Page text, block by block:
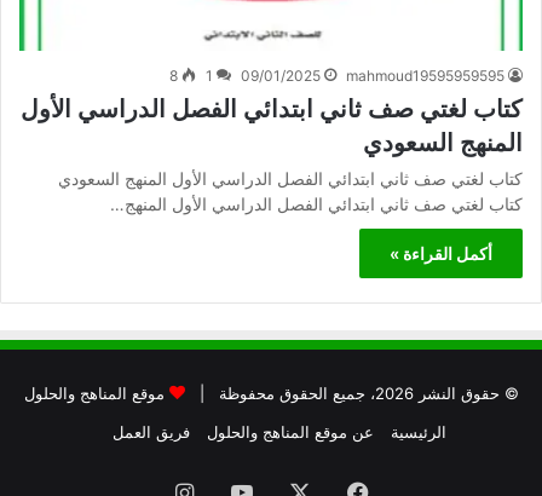
mahmoud19595959595
09/01/2025
1
8
كتاب لغتي صف ثاني ابتدائي الفصل الدراسي الأول
المنهج السعودي
كتاب لغتي صف ثاني ابتدائي الفصل الدراسي الأول المنهج السعودي
كتاب لغتي صف ثاني ابتدائي الفصل الدراسي الأول المنهج…
أكمل القراءة »
© حقوق النشر 2026، جميع الحقوق محفوظة |
موقع المناهج والحلول
الرئيسية
عن موقع المناهج والحلول فريق العمل
فيسبوك يوتيوبانستقرام